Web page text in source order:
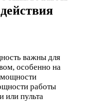
важны для
особенно на
мощности
работы
или пульта